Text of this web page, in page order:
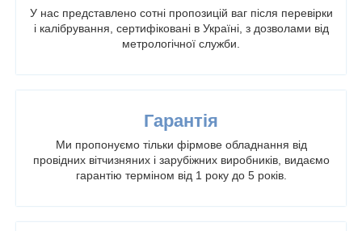
У нас представлено сотні пропозицій ваг після перевірки
і калібрування, сертифіковані в Україні, з дозволами від
метрологічної служби.
Гарантія
Ми пропонуємо тільки фірмове обладнання від
провідних вітчизняних і зарубіжних виробників, видаємо
гарантію терміном від 1 року до 5 років.